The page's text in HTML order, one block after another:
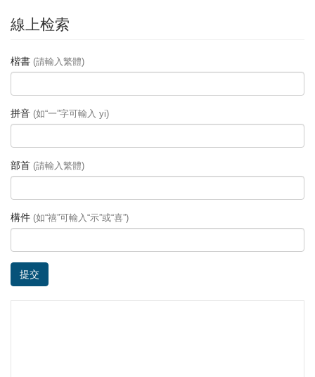
線上检索
楷書 (請輸入繁體)
拼音 (如“一”字可輸入 yi)
部首 (請輸入繁體)
構件 (如“禧”可輸入“示”或“喜”)
提交